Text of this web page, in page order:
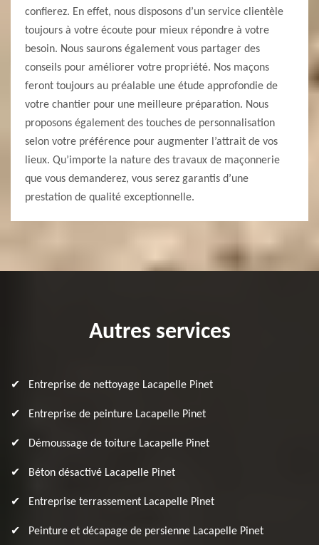
confierez. En effet, nous disposons d’un service clientèle
toujours à votre écoute pour mieux répondre à votre
besoin. Nous saurons également vous partager des
conseils pour améliorer votre propriété. Nos maçons
feront toujours au préalable une étude approfondie de
votre chantier pour une meilleure préparation. Nous
proposons également des touches de personnalisation
selon votre préférence pour augmenter l’attrait de vos
lieux. Qu’importe la nature des travaux de maçonnerie
que vous demanderez, vous serez garantis d’une
prestation de qualité exceptionnelle.
Autres services
Entreprise de nettoyage Lacapelle Pinet
Entreprise de peinture Lacapelle Pinet
Démoussage de toiture Lacapelle Pinet
Béton désactivé Lacapelle Pinet
Entreprise terrassement Lacapelle Pinet
Peinture et décapage de persienne Lacapelle Pinet